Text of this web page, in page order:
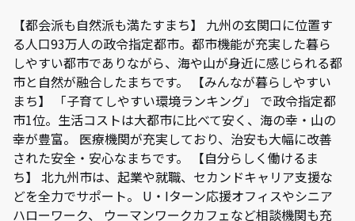
【都会派も自然派も満たすまち】 九州の玄関口に位置す
る人口93万人の政令指定都市。都市機能が充実した暮ら
しやすい都市でありながら、海や山が身近に感じられる都
市と自然が融合したまちです。 【みんなが暮らしやすい
まち】 「子育てしやすい環境ランキング」 で政令指定都
市1位。生活コストは大都市に比べて安く、海の幸・山の
幸が豊富。 医療機関が充実しており、治安も大幅に改善
された安全・安心なまちです。 【自分らしく働けるま
ち】 北九州市は、起業や就職、セカンドキャリア支援な
どを全力でサポート。 U・Iターン応援オフィスやシニア
ハローワーク、 ウーマンワークカフェなど相談機関も充